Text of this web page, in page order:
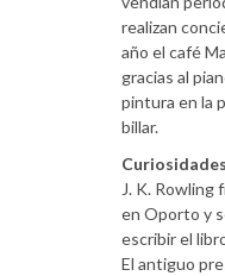
realizan
año el café
gracias al
pintura en la
billar.
J. K.
en Oporto y
escribir el
El antiguo